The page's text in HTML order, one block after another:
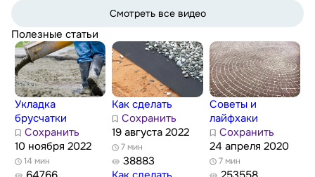
Смотреть все видео
Полезные статьи
Укладка
брусчатки
Сохранить
10 ноября 2022
14 мин
Как сделать
Сохранить
19 августа 2022
7 мин
38883
Советы и
лайфхаки
Сохранить
24 апреля 2020
7 мин